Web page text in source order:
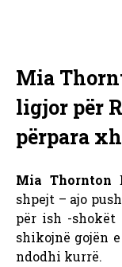
Mia
ligjor për
përpara
Mia Thornton
shpejt – ajo
për ish -shokët
shikojnë gojën
ndodhi kurrë.